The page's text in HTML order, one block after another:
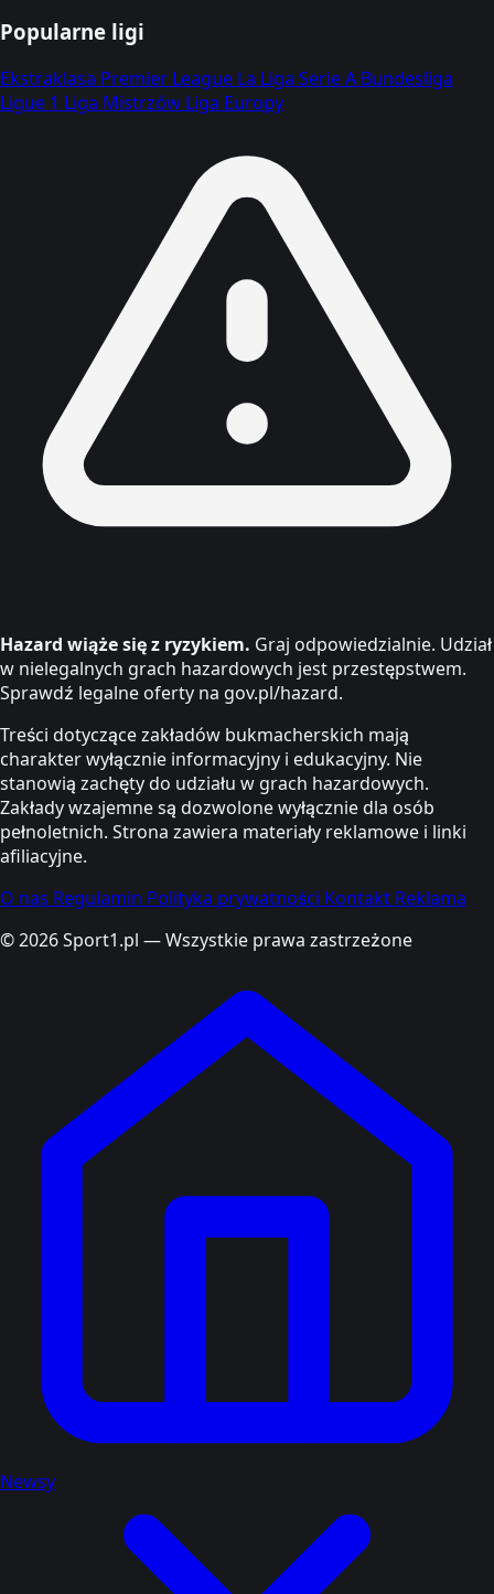
Popularne ligi
Ekstraklasa Premier League La Liga Serie A Bundesliga
Ligue 1 Liga Mistrzów Liga Europy
Hazard wiąże się z ryzykiem. Graj odpowiedzialnie. Udział
w nielegalnych grach hazardowych jest przestępstwem.
Sprawdź legalne oferty na gov.pl/hazard.
Treści dotyczące zakładów bukmacherskich mają
charakter wyłącznie informacyjny i edukacyjny. Nie
stanowią zachęty do udziału w grach hazardowych.
Zakłady wzajemne są dozwolone wyłącznie dla osób
pełnoletnich. Strona zawiera materiały reklamowe i linki
afiliacyjne.
O nas Regulamin Polityka prywatności Kontakt Reklama
© 2026 Sport1.pl — Wszystkie prawa zastrzeżone
Newsy